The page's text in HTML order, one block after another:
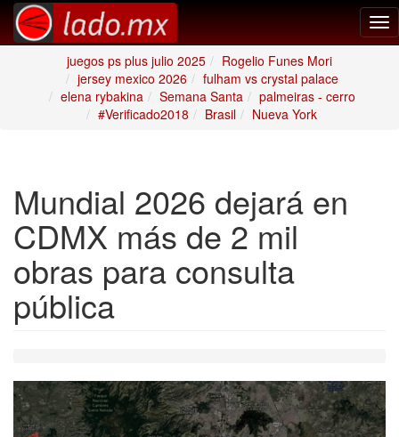
juegos ps plus julio 2025
Rogelio Funes Mori
jersey mexico 2026
fulham vs crystal palace
elena rybakina
Semana Santa
palmeiras - cerro
#Verificado2018
Brasil Nueva York
Mundial 2026 dejará en
CDMX más de 2 mil
obras para consulta
pública